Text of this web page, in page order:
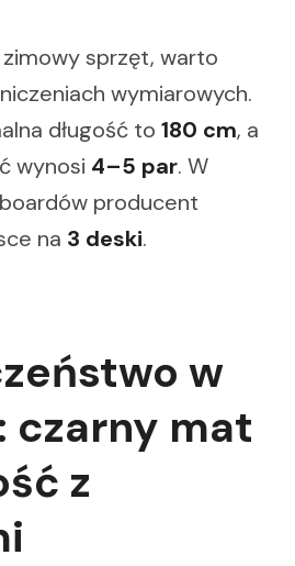
sprzęt, warto
wymiarowych.
długość to 180 cm, a
wynosi 4–5 par. W
producent
na 3 deski.
w
czarny mat
z